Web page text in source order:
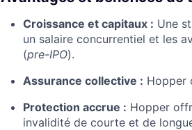
Croissance et capitaux : Une
un salaire concurrentiel et les
(pre-IPO).
Assurance collective : Hopper
Protection accrue : Hopper
invalidité de courte et de